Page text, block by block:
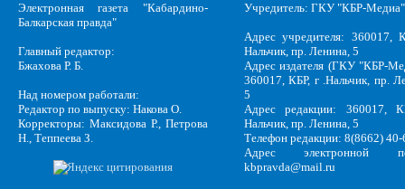
Электронная газета "Кабардино-
Балкарская правда"
Главный редактор:
Бжахова Р. Б.
Над номером работали:
Редактор по выпуску: Накова О.
Корректоры: Максидова Р., Петрова
Н., Теппеева З.
Учредитель: ГКУ "КБР-Медиа"
Адрес учредителя: 360017,
Нальчик, пр. Ленина, 5
Адрес издателя (ГКУ "КБР-
360017, КБР, г .Нальчик, пр.
5
Адрес редакции: 360017,
Нальчик, пр. Ленина, 5
Телефон редакции: 8(8662)
Адрес электронной
kbpravda@mail.ru